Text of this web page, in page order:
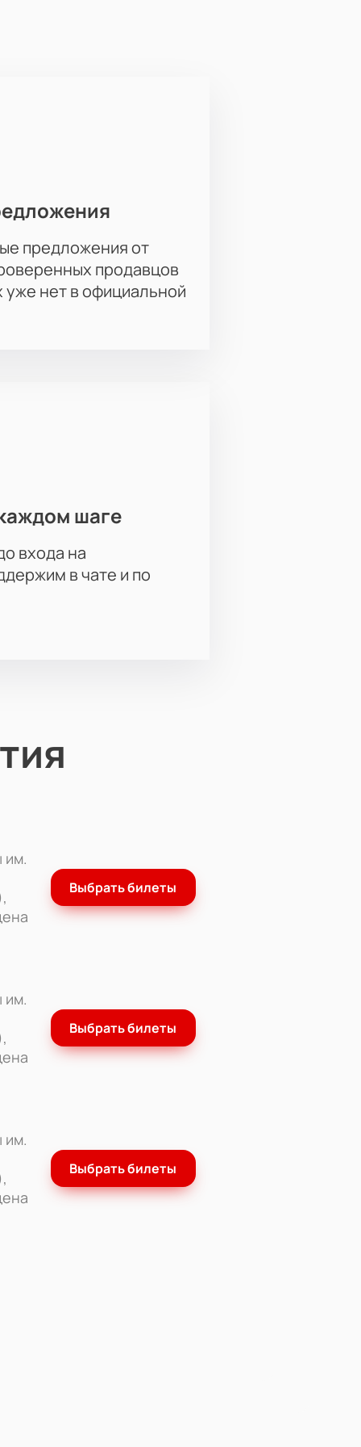
предложения от
продавцов
нет в официальной
шаге
входа на
в чате и по
им.
Выбрать билеты
им.
Выбрать билеты
им.
Выбрать билеты